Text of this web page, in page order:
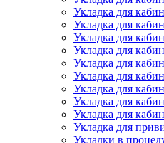
Укладка для
Укладка для
Укладка для
Укладка для
Укладка для
Укладка для
Укладка для
Укладка для
Укладка для
Укладка для
Укладки в